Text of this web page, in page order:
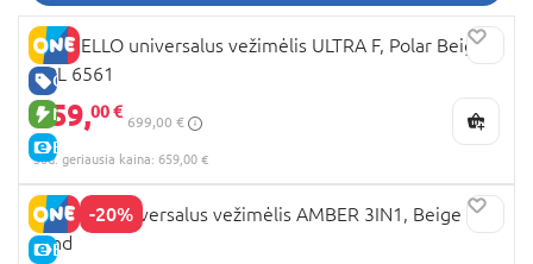
GERA KAINA
NAUJA PREKĖ
E-KAINA
CARRELLO universalus vežimėlis ULTRA F, Polar Beige,
CRL 6561
659,00 €
699,00 €
30d. geriausia kaina: 659,00 €
-20%
E-KAINA
LIONELO universalus vežimėlis AMBER 3IN1, Beige
sand